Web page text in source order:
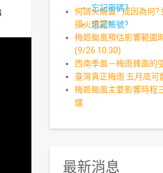
忘記密碼?
忘記帳號?
何謂火燒雲? 成因為何?
攝火燒雲?
梅姬颱風預估影響範圍
(9/26 10:30)
西南季風－梅雨鋒面的
臺灣真正梅雨 五月底可
梅姬颱風主要影響時程
爐
最新消息